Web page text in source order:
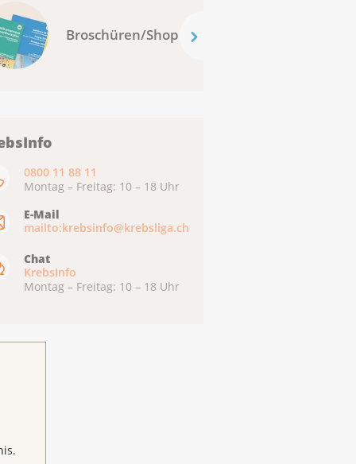
Broschüren/Shop
0800 11 88 11
Montag – Freitag: 10 – 18 Uhr
E-Mail
mailto:krebsinfo@krebsliga.ch
Chat
KrebsInfo
Montag – Freitag: 10 – 18 Uhr